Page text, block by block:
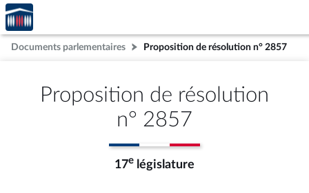
Aller au contenu
Aller en bas de la page
Accèder
à la
page
d'accueil
Documents parlementaires Proposition de résolution n° 2857
Proposition de résolution
n° 2857
17e législature